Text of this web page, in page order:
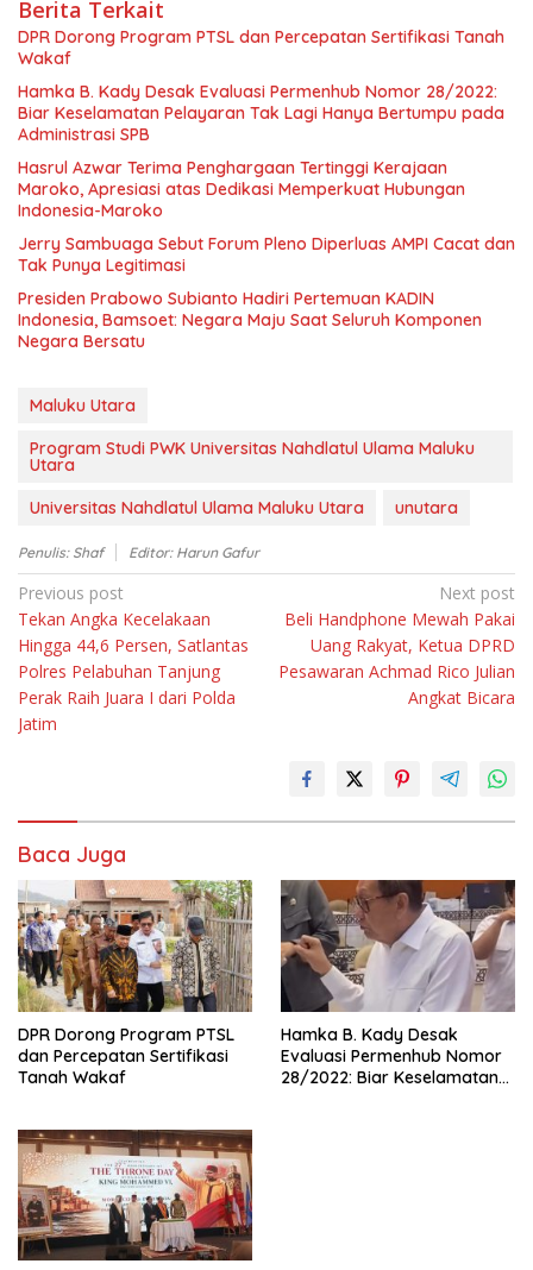
Berita Terkait
DPR Dorong Program PTSL dan Percepatan Sertifikasi Tanah
Wakaf
Hamka B. Kady Desak Evaluasi Permenhub Nomor 28/2022:
Biar Keselamatan Pelayaran Tak Lagi Hanya Bertumpu pada
Administrasi SPB
Hasrul Azwar Terima Penghargaan Tertinggi Kerajaan
Maroko, Apresiasi atas Dedikasi Memperkuat Hubungan
Indonesia-Maroko
Jerry Sambuaga Sebut Forum Pleno Diperluas AMPI Cacat dan
Tak Punya Legitimasi
Presiden Prabowo Subianto Hadiri Pertemuan KADIN
Indonesia, Bamsoet: Negara Maju Saat Seluruh Komponen
Negara Bersatu
Maluku Utara
Program Studi PWK Universitas Nahdlatul Ulama Maluku
Utara
Universitas Nahdlatul Ulama Maluku Utara
unutara
Penulis: Shaf Editor: Harun Gafur
Navigasi
pos
Previous post
Tekan Angka Kecelakaan
Hingga 44,6 Persen, Satlantas
Polres Pelabuhan Tanjung
Perak Raih Juara I dari Polda
Jatim
Next post
Beli Handphone Mewah Pakai
Uang Rakyat, Ketua DPRD
Pesawaran Achmad Rico Julian
Angkat Bicara
Baca Juga
DPR Dorong Program PTSL
dan Percepatan Sertifikasi
Tanah Wakaf
Hamka B. Kady Desak
Evaluasi Permenhub Nomor
28/2022: Biar Keselamatan